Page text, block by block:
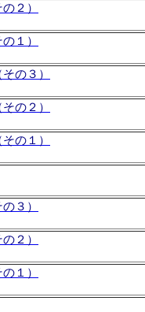
２）
１）
の３）
の２）
の１）
３）
２）
１）